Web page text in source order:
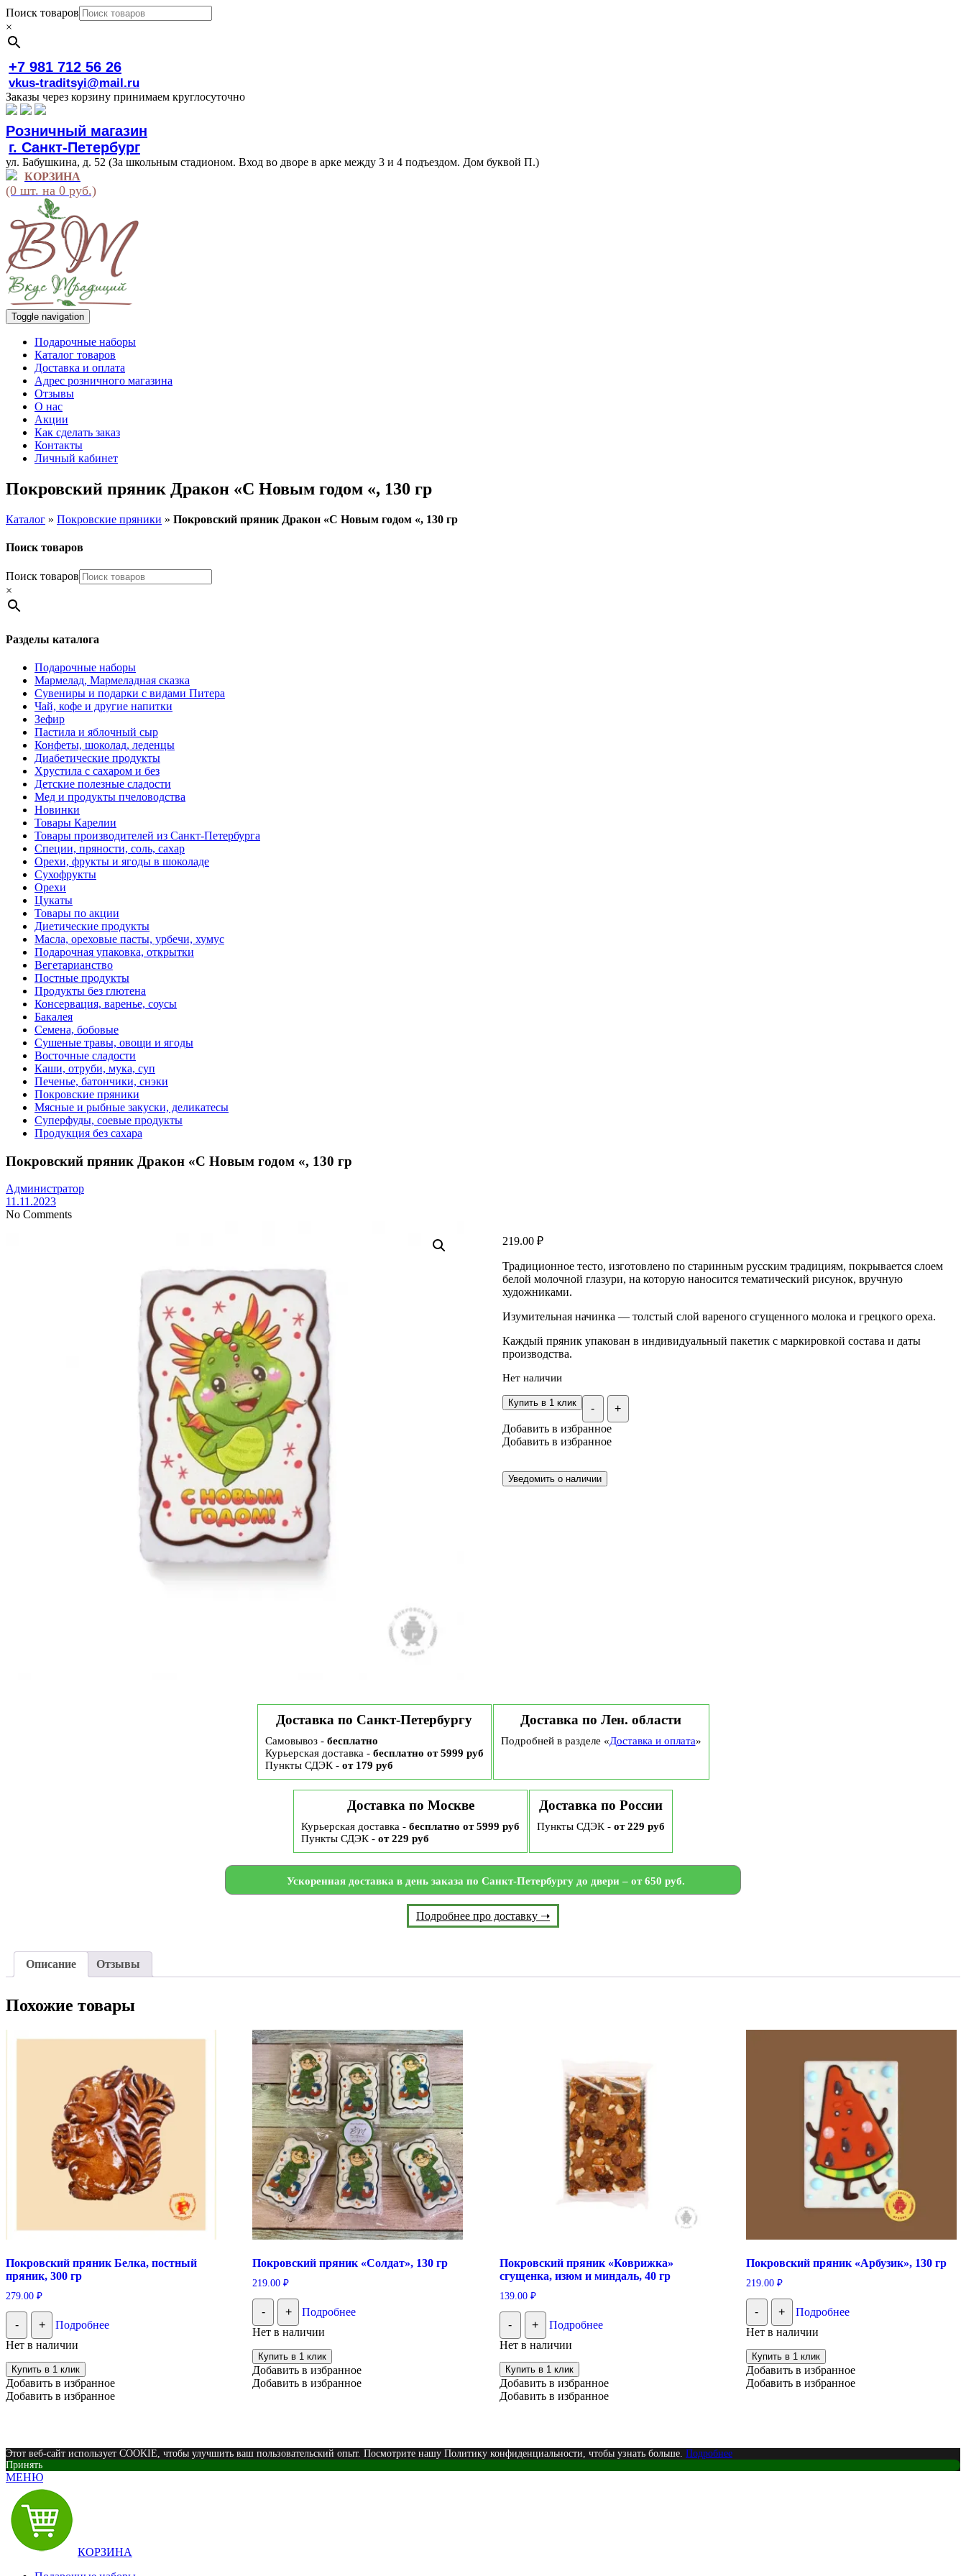
Поиск товаров
×
+7 981 712 56 26
vkus-traditsyi@mail.ru
Заказы через корзину принимаем круглосуточно
Розничный магазин
г. Санкт-Петербург
ул. Бабушкина, д. 52 (За школьным стадионом. Вход во дворе в арке между 3 и 4 подъездом. Дом буквой П.)
КОРЗИНА
(0 шт. на 0 руб.)
Toggle navigation
Подарочные наборы
Каталог товаров
Доставка и оплата
Адрес розничного магазина
Отзывы
О нас
Акции
Как сделать заказ
Контакты
Личный кабинет
Покровский пряник Дракон «С Новым годом «, 130 гр
Каталог » Покровские пряники » Покровский пряник Дракон «С Новым годом «, 130 гр
Поиск товаров
Поиск товаров
×
Разделы каталога
Подарочные наборы
Мармелад, Мармеладная сказка
Сувениры и подарки с видами Питера
Чай, кофе и другие напитки
Зефир
Пастила и яблочный сыр
Конфеты, шоколад, леденцы
Диабетические продукты
Хрустила с сахаром и без
Детские полезные сладости
Мед и продукты пчеловодства
Новинки
Товары Карелии
Товары производителей из Санкт-Петербурга
Специи, пряности, соль, сахар
Орехи, фрукты и ягоды в шоколаде
Сухофрукты
Орехи
Цукаты
Товары по акции
Диетические продукты
Масла, ореховые пасты, урбечи, хумус
Подарочная упаковка, открытки
Вегетарианство
Постные продукты
Продукты без глютена
Консервация, варенье, соусы
Бакалея
Семена, бобовые
Сушеные травы, овощи и ягоды
Восточные сладости
Каши, отруби, мука, суп
Печенье, батончики, снэки
Покровские пряники
Мясные и рыбные закуски, деликатесы
Суперфуды, соевые продукты
Продукция без сахара
Покровский пряник Дракон «С Новым годом «, 130 гр
Администратор
11.11.2023
No Comments
219.00 ₽
Традиционное тесто, изготовлено по старинным русским традициям, покрывается слоем
белой молочной глазури, на которую наносится тематический рисунок, вручную
художниками.
Изумительная начинка — толстый слой вареного сгущенного молока и грецкого ореха.
Каждый пряник упакован в индивидуальный пакетик с маркировкой состава и даты
производства.
Нет наличии
- +
Купить в 1 клик
Добавить в избранное
Добавить в избранное
Доставка по Санкт-Петербургу
Самовывоз - бесплатно
Курьерская доставка - бесплатно от 5999 руб
Пункты СДЭК - от 179 руб
Доставка по Лен. области
Подробней в разделе «Доставка и оплата»
Доставка по Москве
Курьерская доставка - бесплатно от 5999 руб
Пункты СДЭК - от 229 руб
Доставка по России
Пункты СДЭК - от 229 руб
Ускоренная доставка в день заказа по Санкт-Петербургу до двери – от 650 руб.
Подробнее про доставку ➝
Описание Отзывы
Похожие товары
Покровский пряник Белка, постный
пряник, 300 гр
279.00 ₽
- +
Подробнее
Нет в наличии
Купить в 1 клик
Добавить в избранное
Добавить в избранное
Покровский пряник «Солдат», 130 гр
219.00₽
- +
Подробнее
Нет в наличии
Купить в 1 клик
Добавить в избранное
Добавить в избранное
Покровский пряник «Коврижка»
сгущенка, изюм и миндаль, 40 гр
139.00 ₽
- +
Подробнее
Нет в наличии
Купить в 1 клик
Добавить в избранное
Добавить в избранное
Покровский пряник «Арбузик», 130 гр
219.00 ₽
- +
Подробнее
Нет в наличии
Купить в 1 клик
Добавить в избранное
Добавить в избранное
Этот веб-сайт использует COOKIE, чтобы улучшить ваш пользовательский опыт. Посмотрите нашу Политику конфиденциальности, чтобы узнать больше. Подробнее
Принять
МЕНЮ
КОРЗИНА